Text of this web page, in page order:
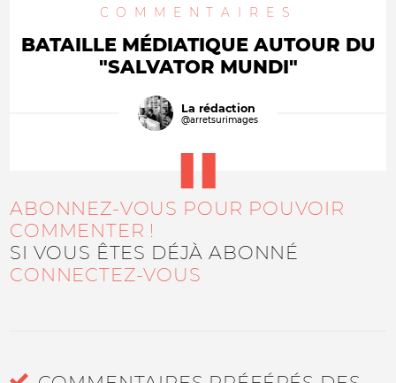
COMMENTAIRES
BATAILLE MÉDIATIQUE AUTOUR DU
"SALVATOR MUNDI"
La rédaction
@arretsurimages
ABONNEZ-VOUS POUR POUVOIR
COMMENTER !
SI VOUS ÊTES DÉJÀ ABONNÉ
CONNECTEZ-VOUS